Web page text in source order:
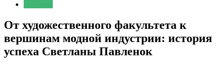
От художественного факультета к
вершинам модной индустрии: история
успеха Светланы Павленок